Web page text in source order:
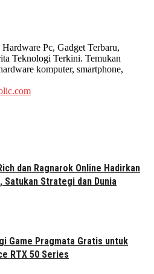
Pc, Gadget Terbaru,
Teknologi Terkini. Temukan
komputer, smartphone,
dan Ragnarok Online Hadirkan
Satukan Strategi dan Dunia
Game Pragmata Gratis untuk
RTX 50 Series